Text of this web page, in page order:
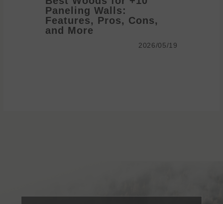
Paneling Walls:
Features, Pros, Cons,
and More
2026/05/19